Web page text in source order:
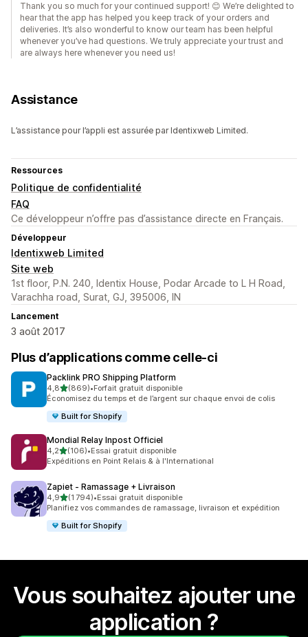
Thank you so much for your continued support! 😊 We’re delighted to
hear that the app has helped you keep track of your orders and
deliveries. It’s also wonderful to know our team has been helpful
whenever you’ve had questions. We truly appreciate your trust and
are always here whenever you need us!
Assistance
L’assistance pour l’appli est assurée par Identixweb Limited.
Ressources
Politique de confidentialité
FAQ
Ce développeur n’offre pas d’assistance directe en Français.
Développeur
Identixweb Limited
Site web
1st floor, P.N. 240, Identix House, Podar Arcade to L H Road,
Varachha road, Surat, GJ, 395006, IN
Lancement
3 août 2017
Plus d’applications comme celle-ci
Packlink PRO Shipping Platform
4,8étoile(s) sur 5
(869)
869 avis au total
•Forfait gratuit disponible
Économisez du temps et de l’argent sur chaque envoi de colis
Built for Shopify
Mondial Relay Inpost Officiel
4,2étoile(s) sur 5
(106)
106 avis au total
•Essai gratuit disponible
Expéditions en Point Relais & à l'International
Zapiet ‑ Ramassage + Livraison
4,9étoile(s) sur 5
(1 794)
1794 avis au total
•Essai gratuit disponible
Planifiez vos commandes de ramassage, livraison et expédition
Built for Shopify
Vous souhaitez ajouter une
application ?